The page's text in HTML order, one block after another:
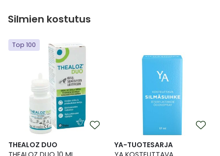
Silmien kostutus
Top 100
THEALOZ DUO
YA-TUOTESARJA